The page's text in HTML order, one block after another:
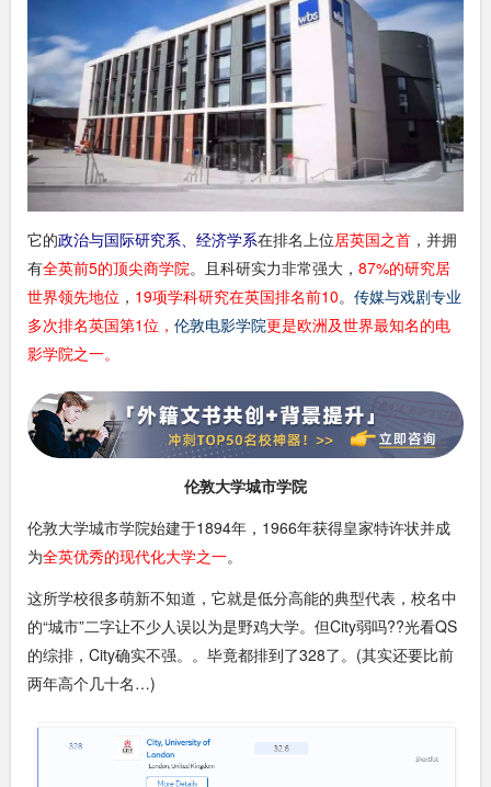
它的政治与国际研究系、经济学系在排名上位居英国之首 ，并拥
有全英前5的顶尖商学院。且科研实力非常强大， 87%的研究居
世界领先地位 ， 19项学科研究在英国排名前10。 传媒与戏剧专业
多次排名英国第1位 ， 伦敦电影学院更是欧洲及世界最知名的电
影学院之一。
伦敦大学城市学院
伦敦大学城市学院始建于1894年，1966年获得皇家特许状并成
为全英优秀的现代化大学之一。
这所学校很多萌新不知道，它就是低分高能的典型代表，校名中
的“城市”二字让不少人误以为是野鸡大学。但City弱吗??光看QS
的综排，City确实不强。。毕竟都排到了328了。(其实还要比前
两年高个几十名…)